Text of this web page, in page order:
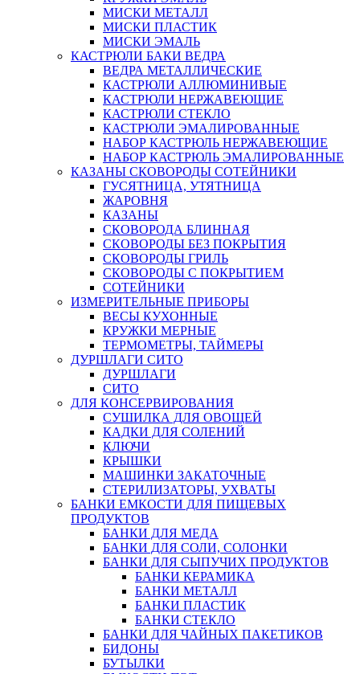
МИСКИ МЕТАЛЛ
МИСКИ ПЛАСТИК
МИСКИ ЭМАЛЬ
КАСТРЮЛИ БАКИ ВЕДРА
ВЕДРА МЕТАЛЛИЧЕСКИЕ
КАСТРЮЛИ АЛЛЮМИНИВЫЕ
КАСТРЮЛИ НЕРЖАВЕЮЩИЕ
КАСТРЮЛИ СТЕКЛО
КАСТРЮЛИ ЭМАЛИРОВАННЫЕ
НАБОР КАСТРЮЛЬ НЕРЖАВЕЮЩИЕ
НАБОР КАСТРЮЛЬ ЭМАЛИРОВАННЫЕ
КАЗАНЫ СКОВОРОДЫ СОТЕЙНИКИ
ГУСЯТНИЦА, УТЯТНИЦА
ЖАРОВНЯ
КАЗАНЫ
СКОВОРОДА БЛИННАЯ
СКОВОРОДЫ БЕЗ ПОКРЫТИЯ
СКОВОРОДЫ ГРИЛЬ
СКОВОРОДЫ С ПОКРЫТИЕМ
СОТЕЙНИКИ
ИЗМЕРИТЕЛЬНЫЕ ПРИБОРЫ
ВЕСЫ КУХОННЫЕ
КРУЖКИ МЕРНЫЕ
ТЕРМОМЕТРЫ, ТАЙМЕРЫ
ДУРШЛАГИ СИТО
ДУРШЛАГИ
СИТО
ДЛЯ КОНСЕРВИРОВАНИЯ
СУШИЛКА ДЛЯ ОВОЩЕЙ
КАДКИ ДЛЯ СОЛЕНИЙ
КЛЮЧИ
КРЫШКИ
МАШИНКИ ЗАКАТОЧНЫЕ
СТЕРИЛИЗАТОРЫ, УХВАТЫ
БАНКИ ЕМКОСТИ ДЛЯ ПИЩЕВЫХ
ПРОДУКТОВ
БАНКИ ДЛЯ МЕДА
БАНКИ ДЛЯ СОЛИ, СОЛОНКИ
БАНКИ ДЛЯ СЫПУЧИХ ПРОДУКТОВ
БАНКИ КЕРАМИКА
БАНКИ МЕТАЛЛ
БАНКИ ПЛАСТИК
БАНКИ СТЕКЛО
БАНКИ ДЛЯ ЧАЙНЫХ ПАКЕТИКОВ
БИДОНЫ
БУТЫЛКИ